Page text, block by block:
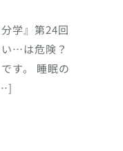
学』第24回
…は危険？
す。 睡眠の